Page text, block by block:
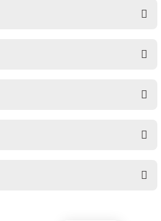
açıklamalarında ve diğer
noktaları öneri formunu kullanarak